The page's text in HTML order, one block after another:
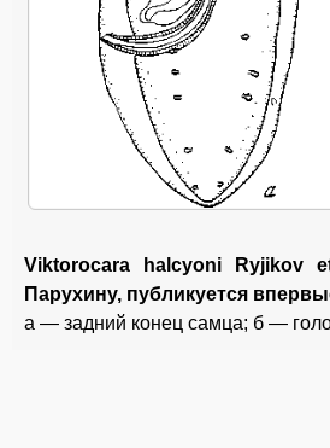
Viktorocara halcyoni Ryjikov
Парухину, публикуется
a — задний конец самца; б —